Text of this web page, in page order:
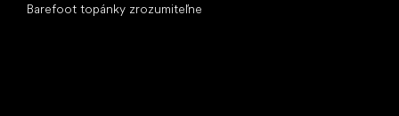
Barefoot topánky zrozumiteľne